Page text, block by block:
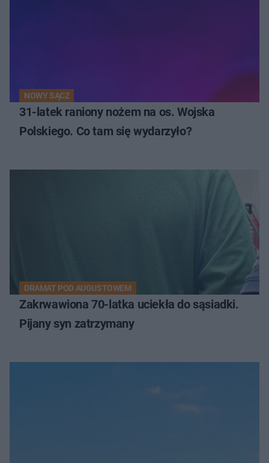
NOWY SĄCZ
31-latek raniony nożem na os. Wojska
Polskiego. Co tam się wydarzyło?
DRAMAT POD AUGUSTOWEM
Zakrwawiona 70-latka uciekła do sąsiadki.
Pijany syn zatrzymany